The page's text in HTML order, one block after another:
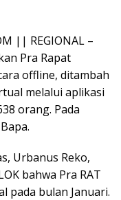
|| REGIONAL –
Pra Rapat
offline, ditambah
melalui aplikasi
orang. Pada
Urbanus Reko,
bahwa Pra RAT
pada bulan Januari.